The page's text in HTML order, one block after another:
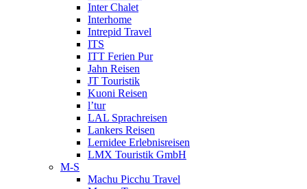
Inter Chalet
Interhome
Intrepid Travel
ITS
ITT Ferien Pur
Jahn Reisen
JT Touristik
Kuoni Reisen
l’tur
LAL Sprachreisen
Lankers Reisen
Lernidee Erlebnisreisen
LMX Touristik GmbH
M-S
Machu Picchu Travel